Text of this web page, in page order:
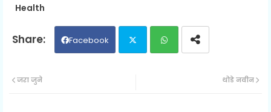
Health
Facebook
थोडे नवीन
जरा जुने